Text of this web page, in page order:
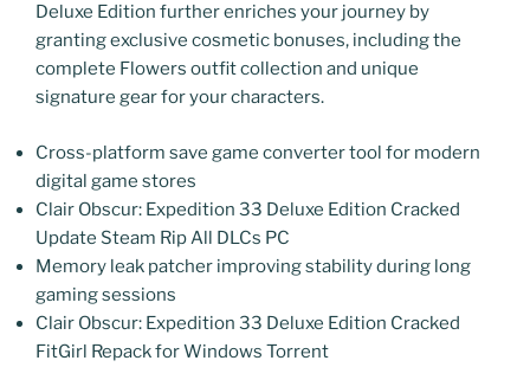
Deluxe Edition further enriches your journey by
granting exclusive cosmetic bonuses, including the
complete Flowers outfit collection and unique
signature gear for your characters.
Cross-platform save game converter tool for modern
digital game stores
Clair Obscur: Expedition 33 Deluxe Edition Cracked
Update Steam Rip All DLCs PC
Memory leak patcher improving stability during long
gaming sessions
Clair Obscur: Expedition 33 Deluxe Edition Cracked
FitGirl Repack for Windows Torrent